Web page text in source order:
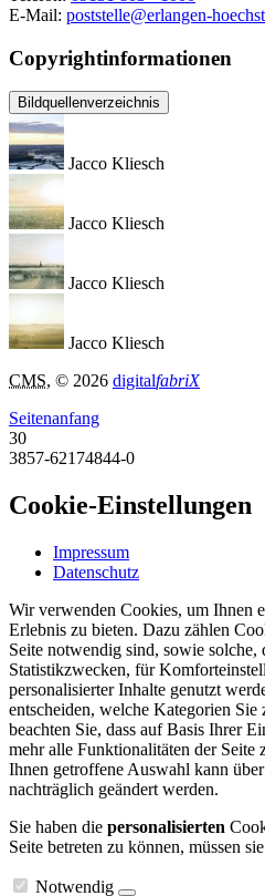
E-Mail: poststelle@erlangen-
Copyrightinformationen
Bildquellenverzeichnis
Jacco Kliesch
Jacco Kliesch
Jacco Kliesch
Jacco Kliesch
CMS, © 2026 digitalfabriX
Seitenanfang
30
3857-62174844-0
Cookie-Einstellungen
Impressum
Datenschutz
Wir verwenden Cookies, um Ihnen
Erlebnis zu bieten. Dazu zählen
Seite notwendig sind, sowie
Statistikzwecken, für
personalisierter Inhalte genutzt
entscheiden, welche Kategorien Sie
beachten Sie, dass auf Basis Ihrer
mehr alle Funktionalitäten der Seite
Ihnen getroffene Auswahl kann
nachträglich geändert werden.
Sie haben die personalisierten
Seite betreten zu können, müssen
Notwendig